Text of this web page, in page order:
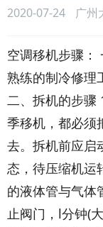
2020-07-24 广州
空调移机步骤：
熟练的制冷修理
二、拆机的步骤
季移机，都必须
去。拆机前应启
态，待压缩机运
的液体管与气体
止阀门，l分钟(